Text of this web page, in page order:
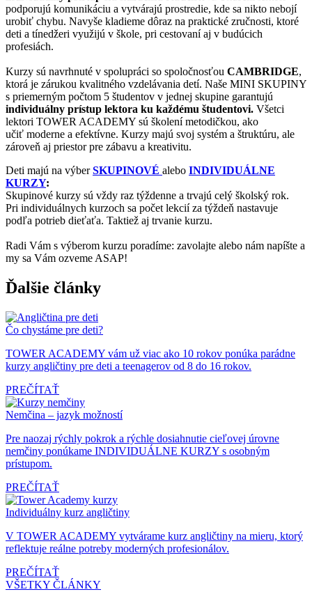
podporujú komunikáciu a vytvárajú prostredie, kde sa nikto nebojí
urobiť chybu. Navyše kladieme dôraz na praktické zručnosti, ktoré
deti a tínedžeri využijú v škole, pri cestovaní aj v budúcich
profesiách.
Kurzy sú navrhnuté v spolupráci so spoločnosťou CAMBRIDGE,
ktorá je zárukou kvalitného vzdelávania detí. Naše MINI SKUPINY
s priemerným počtom 5 študentov v jednej skupine garantujú
individuálny prístup lektora ku každému študentovi. Všetci
lektori TOWER ACADEMY sú školení metodičkou, ako
učiť moderne a efektívne. Kurzy majú svoj systém a štruktúru, ale
zároveň aj priestor pre zábavu a kreativitu.
Deti majú na výberSKUPINOVÉ alebo INDIVIDUÁLNE
KURZY:
Skupinové kurzy sú vždy raz týždenne a trvajú celý školský rok.
Pri individuálnych kurzoch sa počet lekcií za týždeň nastavuje
podľa potrieb dieťaťa. Taktiež aj trvanie kurzu.
Radi Vám s výberom kurzu poradíme: zavolajte alebo nám napíšte a
my sa Vám ozveme ASAP!
Ďalšie články
Čo chystáme pre deti?
TOWER ACADEMY vám už viac ako 10 rokov ponúka parádne
kurzy angličtiny pre deti a teenagerov od 8 do 16 rokov.
PREČÍTAŤ
Nemčina – jazyk možností
Pre naozaj rýchly pokrok a rýchle dosiahnutie cieľovej úrovne
nemčiny ponúkame INDIVIDUÁLNE KURZY s osobným
prístupom.
PREČÍTAŤ
Individuálny kurz angličtiny
V TOWER ACADEMY vytvárame kurz angličtiny na mieru, ktorý
reflektuje reálne potreby moderných profesionálov.
PREČÍTAŤ
VŠETKY ČLÁNKY